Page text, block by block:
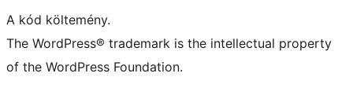
A kód költemény.
The WordPress® trademark is the intellectual property
of the WordPress Foundation.